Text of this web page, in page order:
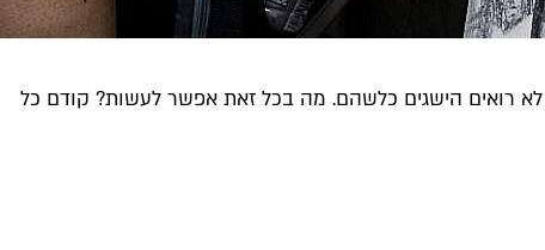
שהושקעו כטריליון דולר, אנחנו לא רואים הישגים כלשהם. מה בכל זאת אפשר לעשות? קודם כל